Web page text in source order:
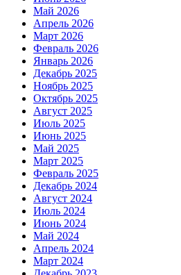
Май 2026
Апрель 2026
Март 2026
Февраль 2026
Январь 2026
Декабрь 2025
Ноябрь 2025
Октябрь 2025
Август 2025
Июль 2025
Июнь 2025
Май 2025
Март 2025
Февраль 2025
Декабрь 2024
Август 2024
Июль 2024
Июнь 2024
Май 2024
Апрель 2024
Март 2024